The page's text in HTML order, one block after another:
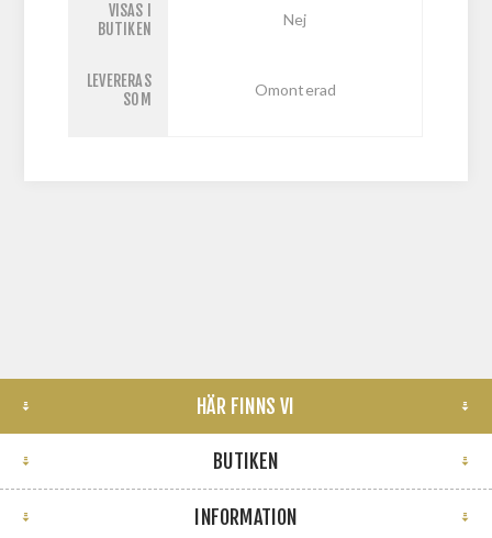
VISAS I
BUTIKEN
Nej
LEVERERAS
SOM
Omonterad
HÄR FINNS VI
BUTIKEN
INFORMATION